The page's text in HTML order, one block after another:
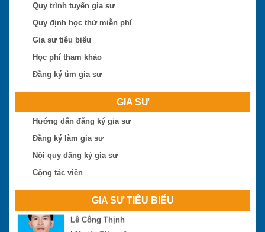
Quy trình tuyển gia sư
Quy định học thử miễn phí
Gia sư tiêu biểu
Học phí tham khảo
Đăng ký tìm gia sư
GIA SƯ
Hướng dẫn đăng ký gia sư
Đăng ký làm gia sư
Nội quy đăng ký gia sư
Cộng tác viên
GIA SƯ TIÊU BIỂU
Hiện là: Giáo viên
Trần Tuấn Việt
Ngô Thị Huệ
Hiện là: Giáo viên
Nguyễn Hoài Bão
Hiện là: Thạc sĩ
Lê Công Thịnh
Hiện là: Giáo viên